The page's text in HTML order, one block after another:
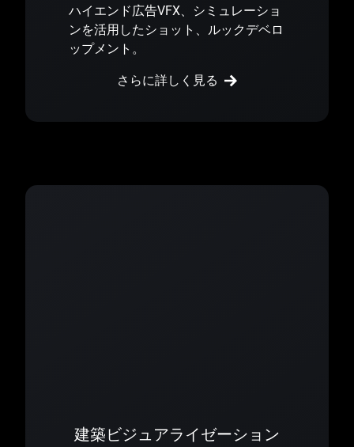
ハイエンド広告VFX、シミュレーショ
ンを活用したショット、ルックデベロ
ップメント。
さらに詳しく見る
建築ビジュアライゼーション